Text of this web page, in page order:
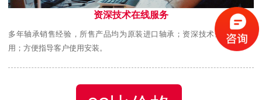
资深技术在线服务
多年轴承销售经验，所售产品均为原装进口轴承；资深技术全程跟踪使
用；方便指导客户使用安装。